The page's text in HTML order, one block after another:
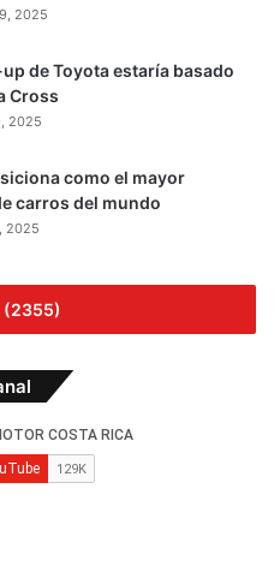
2025
de Toyota estaría basado
Cross
2025
como el mayor
carros del mundo
2025
(2355)